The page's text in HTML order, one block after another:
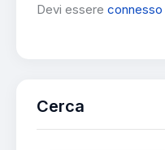
Devi essere connesso
Cerca